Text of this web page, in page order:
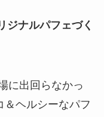
ジナルパフェづく
に出回らなかっ
＆ヘルシーなパフ